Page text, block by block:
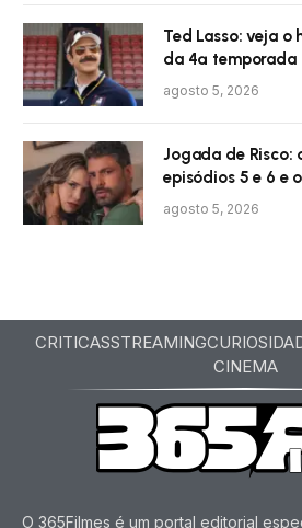
Ted Lasso: veja o
da 4ª temporada
agosto 5, 2026
Jogada de Risco:
episódios 5 e 6 e
agosto 5, 2026
CRITICASSTREAMING
CINEMA
O 365Filmes é um portal editorial